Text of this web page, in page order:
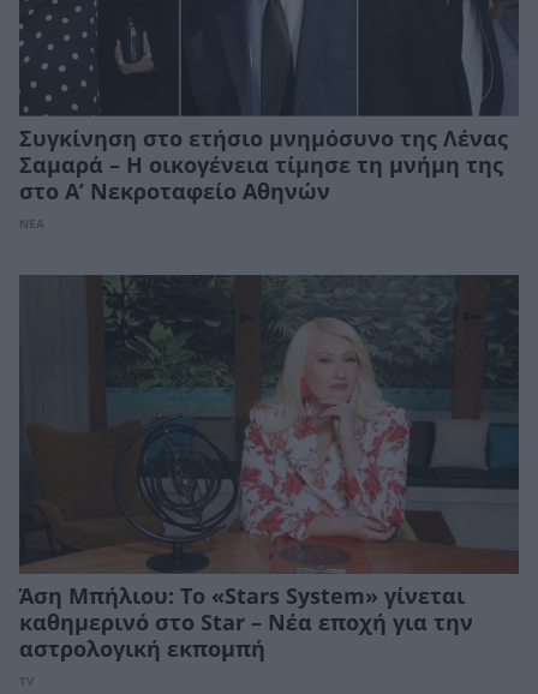
Συγκίνηση στο ετήσιο μνημόσυνο της Λένας
Σαμαρά – Η οικογένεια τίμησε τη μνήμη της
στο Α’ Νεκροταφείο Αθηνών
ΝΕΑ
Άση Μπήλιου: Το «Stars System» γίνεται
καθημερινό στο Star – Νέα εποχή για την
αστρολογική εκπομπή
TV